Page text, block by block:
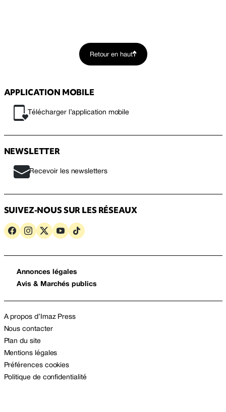
Retour en haut
APPLICATION MOBILE
Télécharger l’application mobile
NEWSLETTER
Recevoir les newsletters
SUIVEZ-NOUS SUR LES RÉSEAUX
Annonces légales
Avis & Marchés publics
A propos d’Imaz Press
Nous contacter
Plan du site
Mentions légales
Préférences cookies
Politique de confidentialité